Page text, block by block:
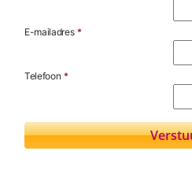
E-mailadres *
Telefoon *